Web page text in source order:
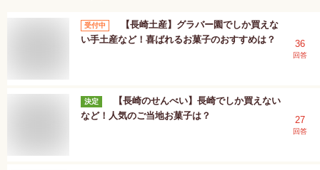
受付中
【長崎土産】グラバー園でしか買えな
い手土産など！喜ばれるお菓子のおすすめは？
36
回答
決定
【長崎のせんべい】長崎でしか買えない
など！人気のご当地お菓子は？
27
回答